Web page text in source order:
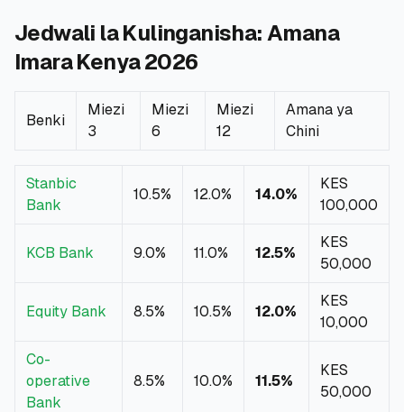
ℹ️Kuhusu Sisi
📧 Wasiliana Nasi
🇬🇧 🇰🇪
Tafuta Mkopo Wako Bora
Jedwali la Kulinganisha: Amana
Imara Kenya 2026
Benki
Miezi
3
Miezi
6
Miezi
12
Amana ya
Chini
Stanbic
Bank
10.5% 12.0% 14.0%
KES
100,000
KCB Bank 9.0% 11.0% 12.5%
KES
50,000
Equity Bank 8.5% 10.5% 12.0%
KES
10,000
Co-
operative
Bank
8.5% 10.0% 11.5%
KES
50,000